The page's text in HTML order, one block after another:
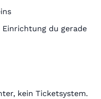
Einrichtung du gerade
kein Ticketsystem.